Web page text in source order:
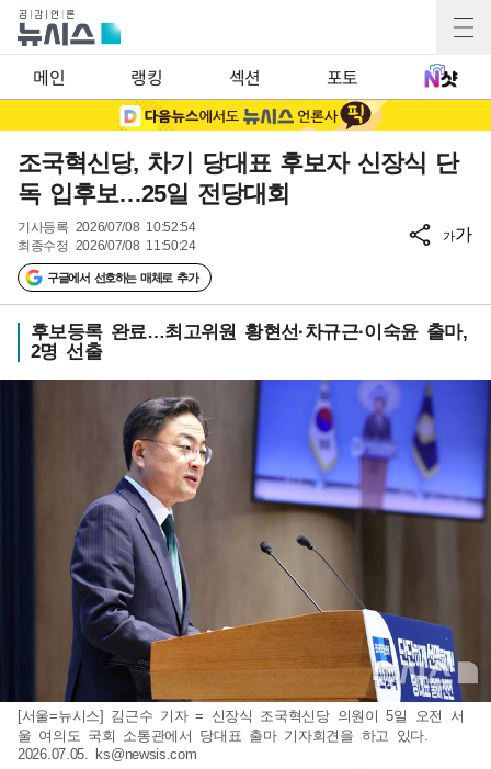
메인 랭킹 섹션 포토
조국혁신당, 차기 당대표 후보자 신장식 단
독 입후보…25일 전당대회
기사등록 2026/07/08 10:52:54
최종수정 2026/07/08 11:50:24
구글에서 선호하는 매체로 추가
가가
후보등록 완료…최고위원 황현선·차규근·이숙윤 출마,
2명 선출
[서울=뉴시스] 김근수 기자 = 신장식 조국혁신당 의원이 5일 오전 서
울 여의도 국회 소통관에서 당대표 출마 기자회견을 하고 있다.
2026.07.05. ks@newsis.com